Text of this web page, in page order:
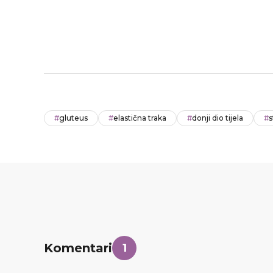
#gluteus #elastična traka #donji dio tijela #
Komentari 1